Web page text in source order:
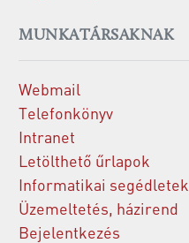
MUNKATÁRSAKNAK
Webmail
Telefonkönyv
Intranet
Letölthető űrlapok
Informatikai segédletek
Üzemeltetés, házirend
Bejelentkezés